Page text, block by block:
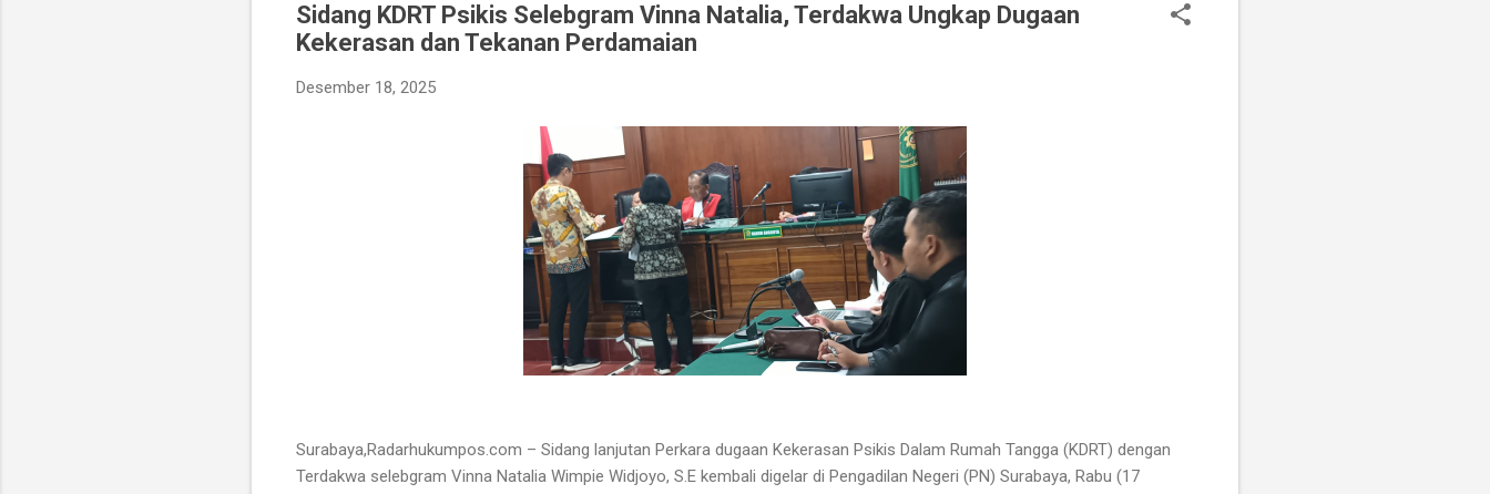
Sidang KDRT Psikis Selebgram Vinna Natalia, Terdakwa Ungkap Dugaan
Kekerasan dan Tekanan Perdamaian
Desember 18, 2025
Surabaya,Radarhukumpos.com – Sidang lanjutan Perkara dugaan Kekerasan Psikis Dalam Rumah Tangga (KDRT) dengan
Terdakwa selebgram Vinna Natalia Wimpie Widjoyo, S.E kembali digelar di Pengadilan Negeri (PN) Surabaya, Rabu (17